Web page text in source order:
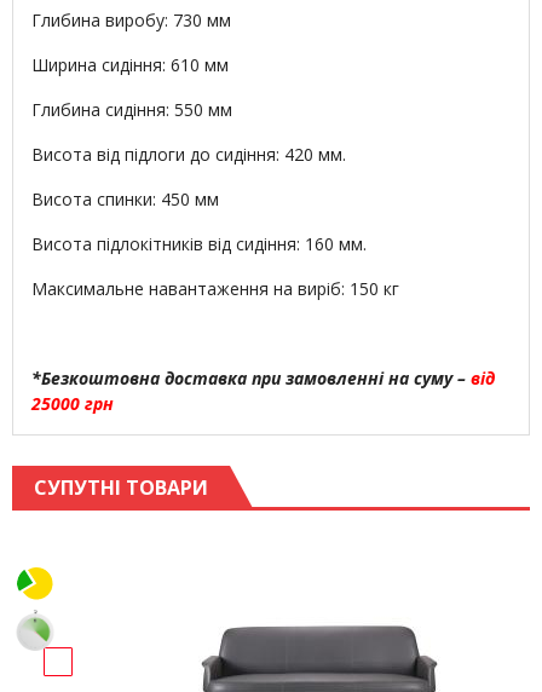
Глибина виробу: 730 мм
Ширина сидіння: 610 мм
Глибина сидіння: 550 мм
Висота від підлоги до сидіння: 420 мм.
Висота спинки: 450 мм
Висота підлокітників від сидіння: 160 мм.
Максимальне навантаження на виріб: 150 кг
*Безкоштовна доставка при замовленні на суму – від
25000 грн
СУПУТНІ ТОВАРИ